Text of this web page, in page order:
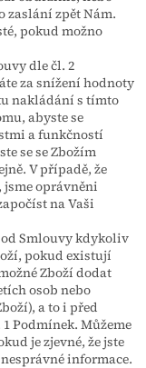
zaslání zpět Nám.
pokud možno
dle čl. 2
za snížení hodnoty
nakládání s tímto
abyste se
a funkčností
se se Zbožím
V případě, že
jsme oprávněni
na Vaši
Smlouvy kdykoliv
pokud existují
Zboží dodat
osob nebo
a to i před
Podmínek. Můžeme
je zjevné, že jste
informace.